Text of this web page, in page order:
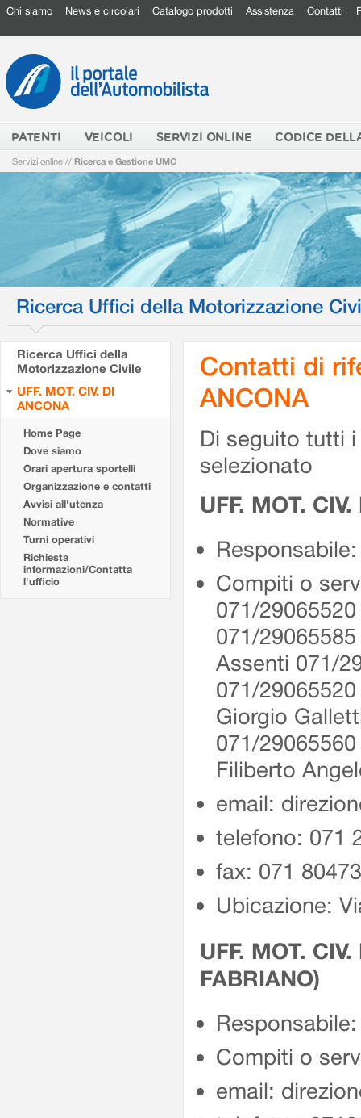
Chi siamo News e circolari Catalogo prodotti Assistenza Contatti
PATENTI VEICOLI SERVIZI ONLINE CODICE
Servizi online // Ricerca e Gestione UMC
Ricerca Uffici della Motorizzazione
Ricerca Uffici della
Motorizzazione Civile
UFF. MOT. CIV. DI
ANCONA
Home Page
Dove siamo
Orari apertura sportelli
Organizzazione e contatti
Avvisi all'utenza
Normative
Turni operativi
Richiesta
informazioni/Contatta
l'ufficio
Contatti di
ANCONA
Di seguito tutti
selezionato
UFF. MOT.
Compiti o
071/
071/
Assenti 071/
071/
Giorgio
071/
Filiberto
email:
telefono: 071
fax: 071
Ubicazione:
UFF. MOT.
FABRIANO)
Compiti o
email: